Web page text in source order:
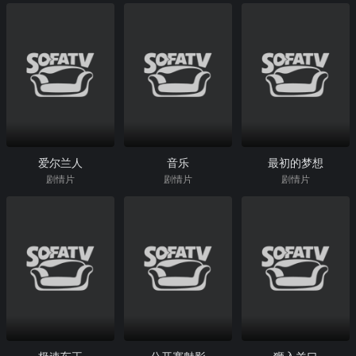
爱尔兰人
剧情片
音乐
剧情片
最初的梦想
剧情片